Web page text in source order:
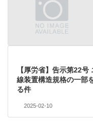
【厚労省】告示第22号
線装置構造規格の一部
る件
2025-02-10